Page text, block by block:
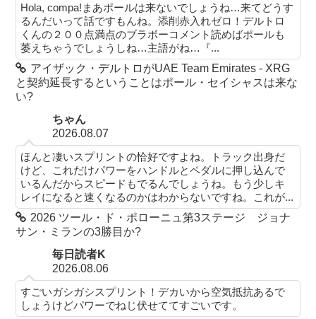
Hola, compa!まあポールは来ないでしょうね…来てどうす
るんだいって話ですもんね。添削赤入れゼロ！デルトロ
くんの２００点満点のブラボーコメント読めばポールも
萎えちゃうでしょうしね…主語がね…『...
アイザック・デルトロがUAE Team Emirates - XRG
と契約延長するということはポール・セイシャスは来な
い?
ちゃん
2026.08.07
ほんと凄いスプリントの恰好ですよね。トラック出身だ
けど、これだけパワーをハンドルとペダルに押し込んで
いるんだからスピードもでるんでしょうね。もう少しキ
レイになると速くなるのかはわからないですね。これが...
2026 ツール・ド・ポローニュ第3ステージ ジョナ
サン・ミランの3勝目か?
毎日読者K
2026.08.06
すごいガシガシスプリント！デカいから空気抵抗あるで
しょうけどパワーでねじ伏せててすごいです。